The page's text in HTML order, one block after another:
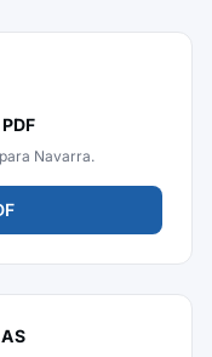
Navarra.